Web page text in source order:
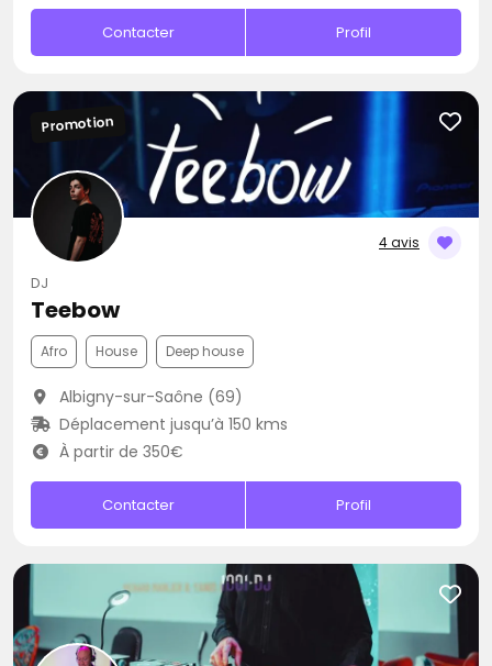
Contacter Profil
4 avis
Promotion
DJ
Teebow
Afro House Deep house
Albigny-sur-Saône (69)
Déplacement jusqu’à 150 kms
À partir de 350€
Contacter Profil